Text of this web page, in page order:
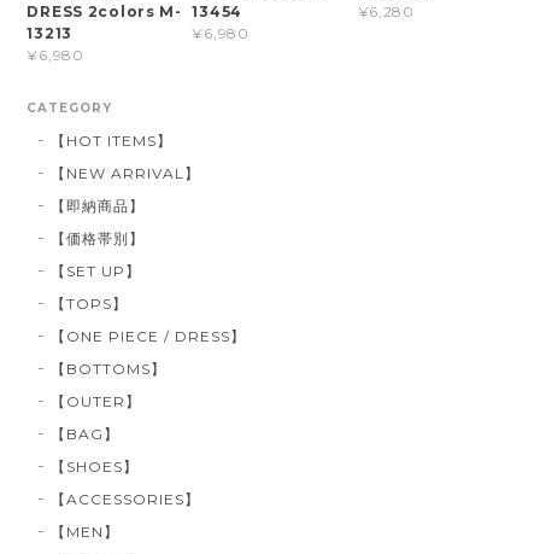
DRESS 2colors M-
13213
¥6,980
13454
¥6,980
¥6,280
CATEGORY
【HOT ITEMS】
【NEW ARRIVAL】
【即納商品】
【価格帯別】
【SET UP】
【TOPS】
【ONE PIECE / DRESS】
【BOTTOMS】
【OUTER】
【BAG】
【SHOES】
【ACCESSORIES】
【MEN】